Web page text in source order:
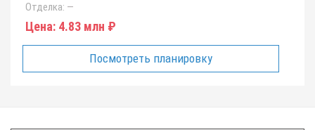
Отделка: —
Цена: 4.83 млн ₽
Посмотреть планировку